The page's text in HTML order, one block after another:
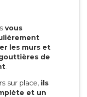
vous
les murs et
de
.
sur place, ils
et un